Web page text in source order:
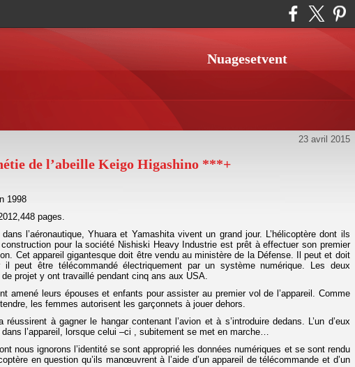
Nuagesetvent
23 avril 2015
de l’abeille Keigo Higashino ***+
1998
pages.
l’aéronautique, Yhuara et Yamashita vivent un grand jour. L’hélicoptère dont ils
pour la société Nishiski Heavy Industrie est prêt à effectuer son premier
Cet appareil gigantesque doit être vendu au ministère de la Défense. Il peut et doit
peut être télécommandé électriquement par un système numérique. Les deux
projet y ont travaillé pendant cinq ans aux USA.
amené leurs épouses et enfants pour assister au premier vol de l’appareil. Comme
les femmes autorisent les garçonnets à jouer dehors.
réussirent à gagner le hangar contenant l’avion et à s’introduire dedans. L’un d’eux
l’appareil, lorsque celui –ci , subitement se met en marche…
nous ignorons l’identité se sont approprié les données numériques et se sont rendu
en question qu’ils manœuvrent à l’aide d’un appareil de télécommande et d’un